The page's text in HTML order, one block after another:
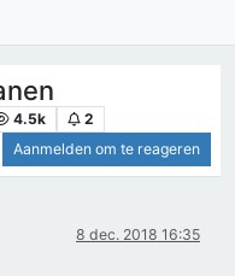
4.5k
2
Aanmelden om te reageren
8 dec. 2018 16:35